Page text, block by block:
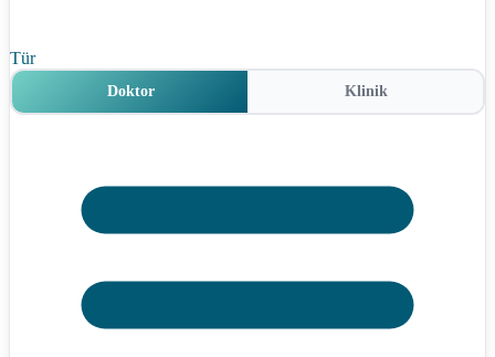
Tür
Doktor Klinik